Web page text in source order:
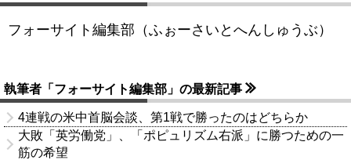
フォーサイト編集部（ふぉーさいとへんしゅうぶ）
執筆者「フォーサイト編集部」の最新記事
4連戦の米中首脳会談、第1戦で勝ったのはどちらか
大敗「英労働党」、「ポピュリズム右派」に勝つための一
筋の希望